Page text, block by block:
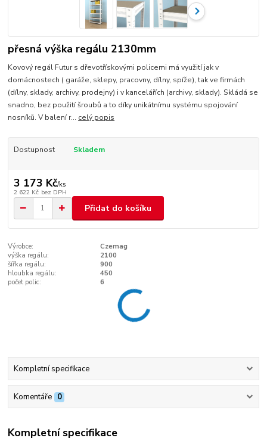
přesná výška regálu 2130mm
Kovový regál Futur s dřevotřískovými policemi má využití jak v
domácnostech ( garáže, sklepy, pracovny, dílny, spíže), tak ve firmách
(dílny, sklady, archivy, prodejny) i v kancelářích (archivy, sklady). Skládá se
snadno, bez použití šroubů a to díky unikátnímu systému spojování
nosníků. V balení r... celý popis
Dostupnost Skladem
3 173 Kč/ks
2 622 Kč bez DPH
Přidat do košíku
Výrobce:
Czemag
výška regálu:
2100
šířka regálu:
900
hloubka regálu:
450
počet polic:
6
Kompletní specifikace
Komentáře 0
Kompletní specifikace